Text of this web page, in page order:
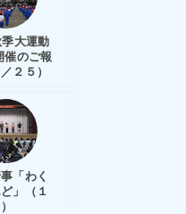
大運動
催のご報
２５）
「わく
」（１